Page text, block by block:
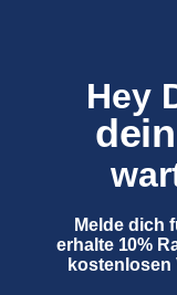
Hey
Melde dich
erhalte 10%
kostenlosen